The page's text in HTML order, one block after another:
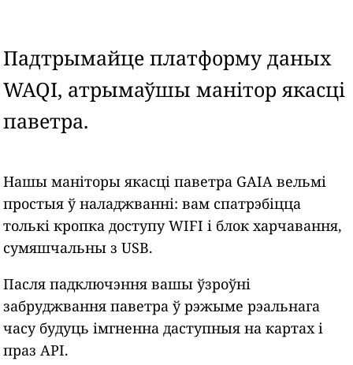
Падтрымайце платформу даных
WAQI, атрымаўшы манітор якасці
паветра.
Нашы маніторы якасці паветра GAIA вельмі
простыя ў наладжванні: вам спатрэбіцца
толькі кропка доступу WIFI і блок харчавання,
сумяшчальны з USB.
Пасля падключэння вашы ўзроўні
забруджвання паветра ў рэжыме рэальнага
часу будуць імгненна даступныя на картах і
праз API.